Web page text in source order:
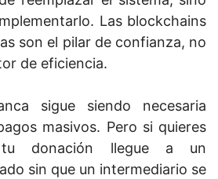
Las blockchains
son el pilar de confianza, no
de eficiencia.
sigue siendo necesaria
masivos. Pero si quieres
donación llegue a un
sin que un intermediario se